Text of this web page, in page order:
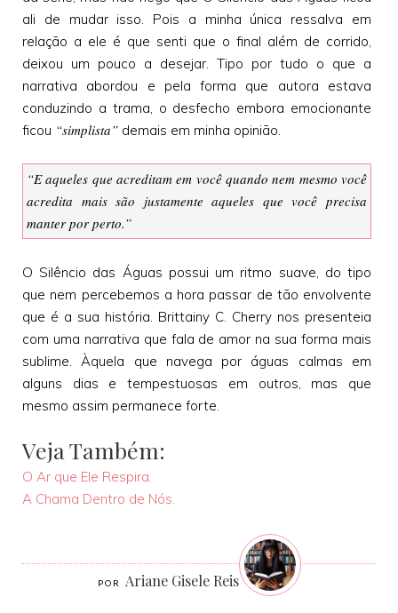
ali de mudar isso. Pois a minha única ressalva em
relação a ele é que senti que o final além de corrido,
deixou um pouco a desejar. Tipo por tudo o que a
narrativa abordou e pela forma que autora estava
conduzindo a trama, o desfecho embora emocionante
ficou “simplista” demais em minha opinião.
“E aqueles que acreditam em você quando nem mesmo você
acredita mais são justamente aqueles que você precisa
manter por perto.”
O Silêncio das Águas possui um ritmo suave, do tipo
que nem percebemos a hora passar de tão envolvente
que é a sua história. Brittainy C. Cherry nos presenteia
com uma narrativa que fala de amor na sua forma mais
sublime. Àquela que navega por águas calmas em
alguns dias e tempestuosas em outros, mas que
mesmo assim permanece forte.
Veja Também:
O Ar que Ele Respira.
A Chama Dentro de Nós.
Ariane Gisele Reis